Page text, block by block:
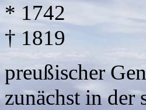
* 1742
† 1819
preußischer
zunächst in der